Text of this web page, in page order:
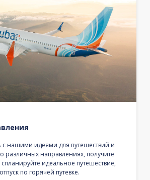
с нашими идеями для путешествий и
различных направлениях, получите
идеальное путешествие,
по горячей путевке.